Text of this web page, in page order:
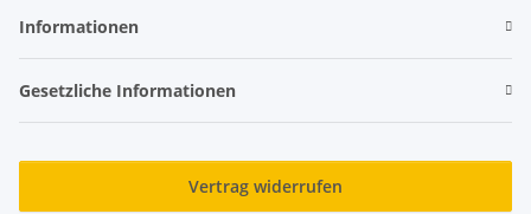
Informationen
Gesetzliche Informationen
Vertrag widerrufen